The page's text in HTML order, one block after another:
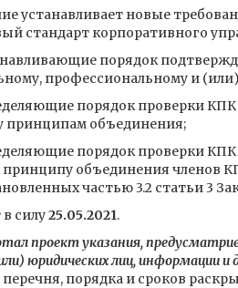
устанавливает новые
стандарт корпоративного
порядок
профессиональному и
порядок проверки
принципам объединения;
порядок проверки
объединения членов
частью 3.2 статьи 3
силу25.05.2021.
проект указания,
юридических лиц, информации
порядка и сроков